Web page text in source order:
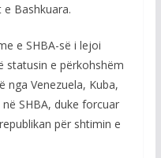
Bashkuara.
e SHBA-së i lejoi
statusin e përkohshëm
nga Venezuela, Kuba,
SHBA, duke forcuar
për shtimin e